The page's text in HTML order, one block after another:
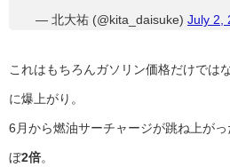
— 北大祐 (@kita_daisuke) July 2,
これはもちろんガソリン価格だけでは
に爆上がり。
6月から燃油サーチャージが跳ね上がっ
ぼ2倍。